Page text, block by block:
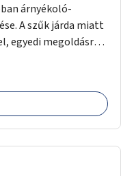
árnyékoló-
A szűk járda miatt
egyedi megoldásra